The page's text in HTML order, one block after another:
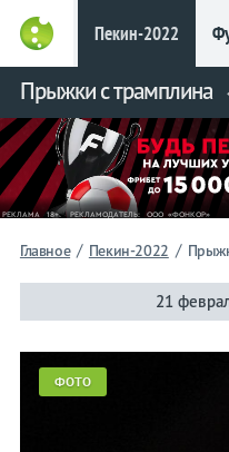
Пекин-2022
Live Вся лента
Прыжки с трамплина
Главное / Пекин-2022 /
21
ФОТО